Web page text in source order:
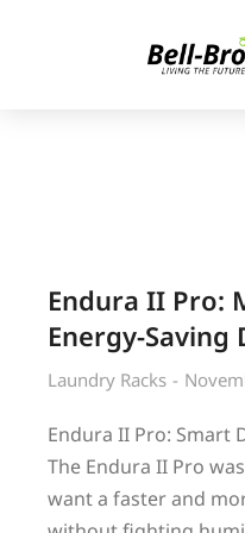
Endura II Pro:
Energy-Saving
Laundry Racks
Endura II Pro: Smart
The Endura II Pro
want a faster and